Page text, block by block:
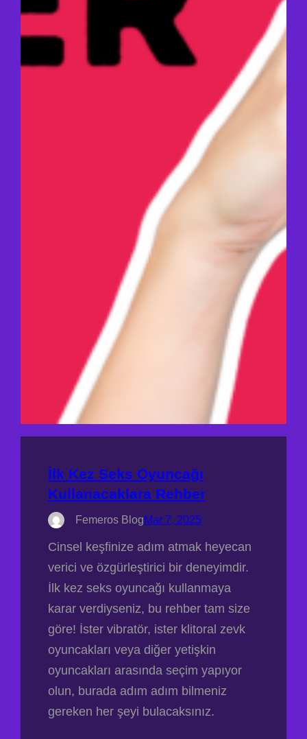
İlk Kez Seks Oyuncağı
Kullanacaklara Rehber
Femeros BlogMar 7, 2025
Cinsel keşfinize adım atmak heyecan
verici ve özgürleştirici bir deneyimdir.
İlk kez seks oyuncağı kullanmaya
karar verdiyseniz, bu rehber tam size
göre! İster vibratör, ister klitoral zevk
oyuncakları veya diğer yetişkin
oyuncakları arasında seçim yapıyor
olun, burada adım adım bilmeniz
gereken her şeyi bulacaksınız.